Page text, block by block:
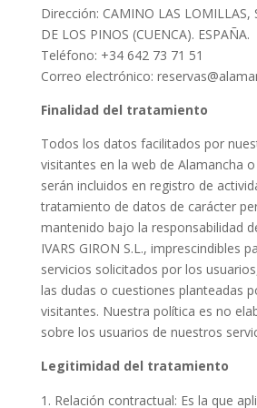
Dirección: CAMINO LAS LOMILLAS,
DE LOS PINOS (CUENCA). ESPAÑA.
Teléfono: +34 642 73 71 51
Correo electrónico:
Finalidad del tratamiento
Todos los datos facilitados por
visitantes en la web de Alamancha
serán incluidos en registro de
tratamiento de datos de carácter
mantenido bajo la responsabilidad
IVARS GIRON S.L., imprescindibles
servicios solicitados por los
las dudas o cuestiones planteadas
visitantes. Nuestra política es no
sobre los usuarios de nuestros
Legitimidad del tratamiento
Relación contractual: Es la que